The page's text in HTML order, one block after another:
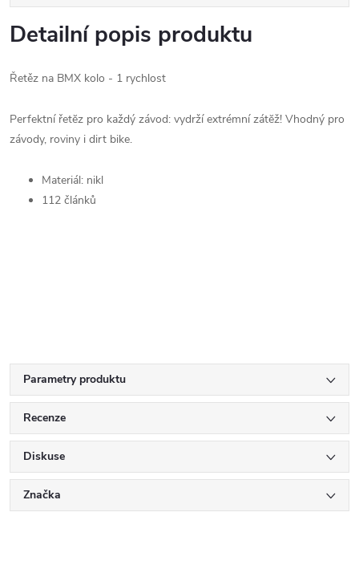
Detailní popis produktu
Řetěz na BMX kolo - 1 rychlost
Perfektní řetĕz pro každý závod: vydrží extrémní zátĕž! Vhodný pro
závody, roviny i dirt bike.
Materiál: nikl
112 článků
Parametry produktu
Recenze
Diskuse
Značka